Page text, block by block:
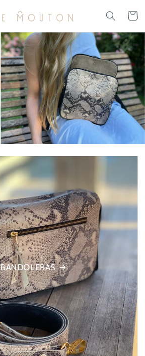
Carrito
BANDOLERAS